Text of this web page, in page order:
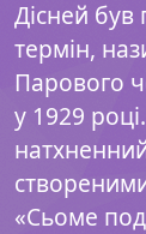
Дісней
термін,
Парового
у 1929
«Сьоме